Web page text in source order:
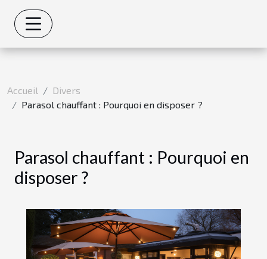
Accueil
Divers
Parasol chauffant : Pourquoi en disposer ?
Parasol chauffant : Pourquoi en
disposer ?